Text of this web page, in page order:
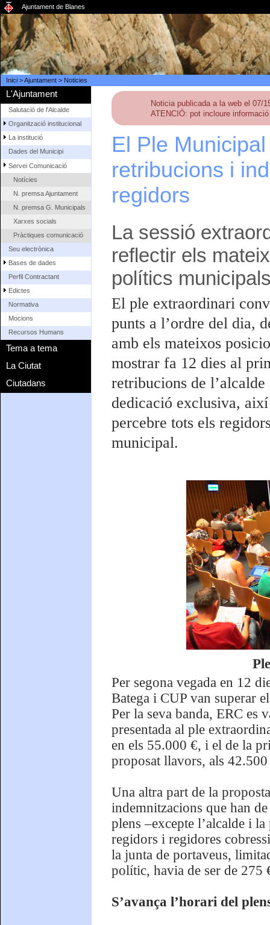
Ajuntament de Blanes
Inici>Ajuntament> Noticies
L'Ajuntament
Salutació de l'Alcalde
Organització institucional
La institució
Dades del Municipi
Servei Comunicació
Notícies
N. premsa Ajuntament
N. premsa G. Municipals
Xarxes socials
Pràctiques comunicació
Seu electrònica
Bases de dades
Perfil Contractant
Edictes
Normativa
Mocions
Recursos Humans
Tema a tema
La Ciutat
Ciutadans
Noticia publicada a la web el 07/
ATENCIÓ: pot incloure
El Ple
retribucions i
regidors
La sessió
reflectir els
polítics
El ple extraordinari
punts a l’ordre del dia,
amb els mateixos
mostrar fa 12 dies al
retribucions de
dedicació exclusiva,
percebre tots els
municipal.
Per segona vegada en 12
Batega i CUP van superar
Per la seva banda, ERC es
presentada al ple
en els 55.000 €, i el de la
proposat llavors, als 42.500
Una altra part de la
indemnitzacions que han
plens –excepte l’alcalde i
regidors i regidores
la junta de portaveus,
polític, havia de ser de 275
S’avança l’horari del